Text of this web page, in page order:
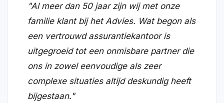
"Al meer dan 50 jaar zijn wij met onze
familie klant bij het Advies. Wat begon als
een vertrouwd assurantiekantoor is
uitgegroeid tot een onmisbare partner die
ons in zowel eenvoudige als zeer
complexe situaties altijd deskundig heeft
bijgestaan."